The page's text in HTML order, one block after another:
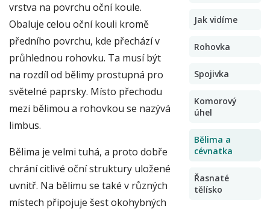
vrstva na povrchu oční koule.
Obaluje celou oční kouli kromě
předního povrchu, kde přechází v
průhlednou rohovku. Ta musí být
na rozdíl od bělimy prostupná pro
světelné paprsky. Místo přechodu
mezi bělimou a rohovkou se nazývá
limbus.
Bělima je velmi tuhá, a proto dobře
chrání citlivé oční struktury uložené
uvnitř. Na bělimu se také v různých
místech připojuje šest okohybných
Jak vidíme
Rohovka
Spojivka
Komorový
úhel
Bělima a
cévnatka
Řasnaté
tělísko